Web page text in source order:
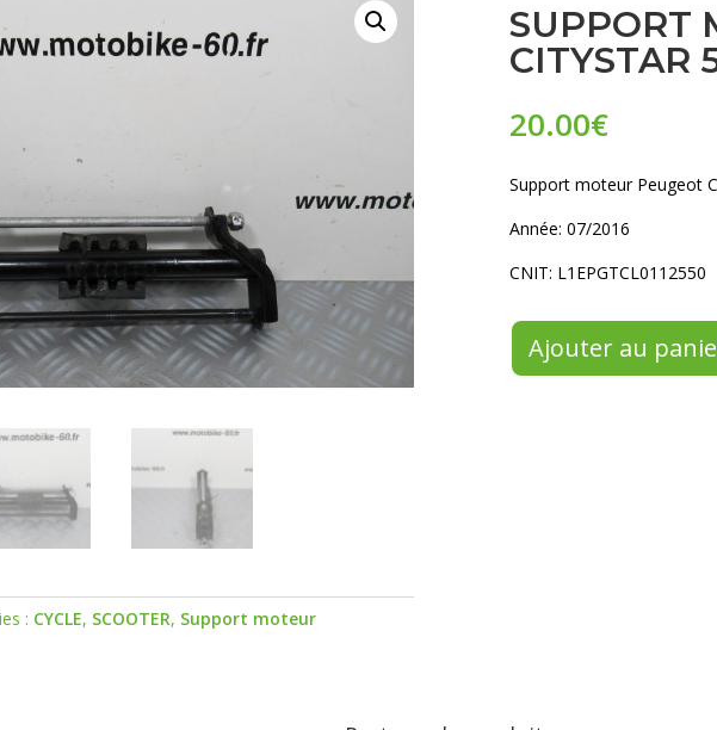
: CYCLE, SCOOTER, Support moteur
SUPPORT
CITYSTAR
20.00€
Support moteur Peugeot
Année: 07/2016
CNIT: L1EPGTCL0112550
Ajouter au